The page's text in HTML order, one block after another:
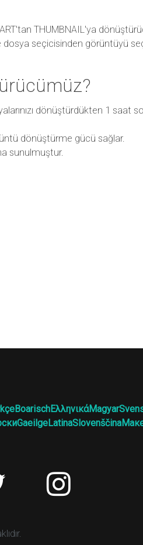
THUMBNAIL'ya
dosya seçicisinden görüntüyü
dönüştürdükten 1 saat
dönüştürme gücü sağlar.
sunulmuştur.
BoarischΕλληνικάMagyar
GaeilgeLatinaSlovenščina